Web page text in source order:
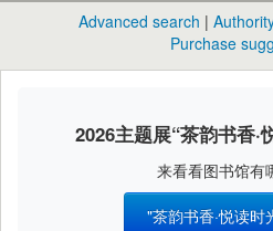
目
Advanced search
Purchase
2026主题展“茶韵书香·
来看看图书馆有
"茶韵书香·悦读时